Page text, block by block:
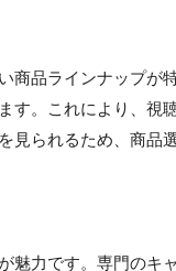
商品ラインナップ
す。これにより、
られるため、商品
魅力です。専門の